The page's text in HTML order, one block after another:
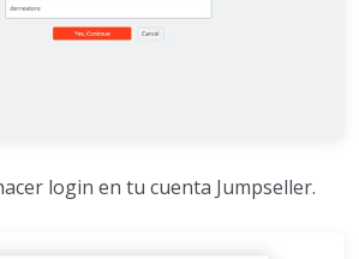
login en tu cuenta Jumpseller.